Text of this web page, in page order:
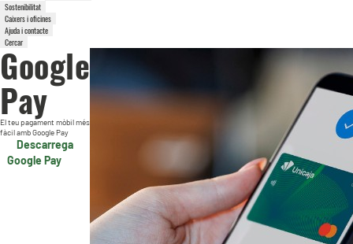
Sostenibilitat
Caixers i oficines
Ajuda i contacte
Cercar
Google
Pay
El teu pagament mòbil més
fàcil amb Google Pay
Descarrega
Google Pay